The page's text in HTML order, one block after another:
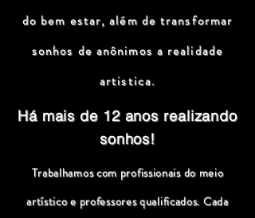
do bem estar, além de transformar
sonhos de anônimos a realidade
artistica.
Há mais de 12 anos realizando
sonhos!
Trabalhamos com profissionais do meio
artístico e professores qualificados. Cada